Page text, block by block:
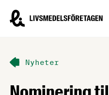
Livsmedelsföretagen – till
Nyheter